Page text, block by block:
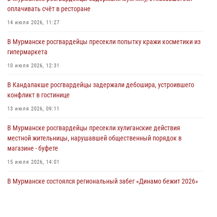
Сотрудники Росгвардии провели инструктаж по
антитеррористической защищенности для членов избирательных
31 июля 2026, 08:48 3
Сотрудники Росгвардии задержали мужчину, не оплатившего счет в
30 июля 2026, 14:09
В Управлении Росгвардии по Мурманской области прошло пожарно-
30 июля 2026, 14:05
оплачивать счёт в ресторане
14 июля 2026, 11:27
В Мурманске росгвардейцы пресекли попытку кражи косметики из
гипермаркета
10 июля 2026, 12:31
В Кандалакше росгвардейцы задержали дебошира, устроившего
конфликт в гостинице
13 июля 2026, 09:11
В Мурманске росгвардейцы пресекли хулиганские действия
местной жительницы, нарушавшей общественный порядок в
магазине - буфете
15 июля 2026, 14:01
В Мурманске состоялся региональный забег «Динамо бежит 2026»